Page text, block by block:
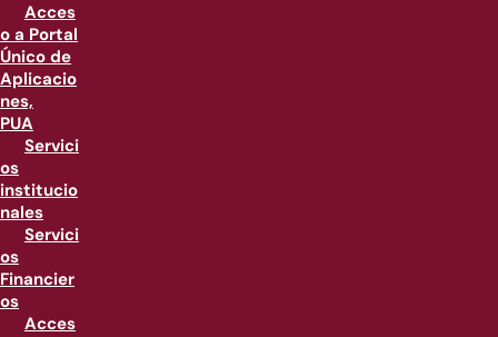
Acces
o a Portal
Único de
Aplicacio
nes,
PUA
Servici
os
institucio
nales
Servici
os
Financier
os
Acces